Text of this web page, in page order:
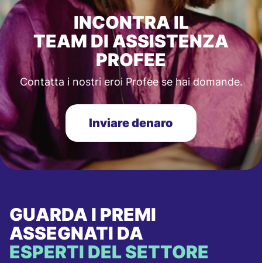
INCONTRA IL
TEAM DI ASSISTENZA
PROFEE
Contatta i nostri eroi Profee se hai domande.
Inviare denaro
GUARDA I PREMI
ASSEGNATI DA
ESPERTI DEL SETTORE